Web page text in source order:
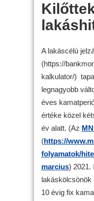
A lakáscélú
(https://
kalkulator/)
legnagyobb
éves
értéke közel
év alatt. (Az
(https://
folyamatok/
marcius) 2021.
lakáskölcsönök
10 évig fix